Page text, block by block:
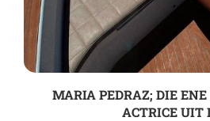
MARIA PEDRAZ; DIE ENE
ACTRICE UIT